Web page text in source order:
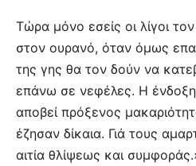
Τώρα μόνο εσείς οι λίγοι
στον ουρανό, όταν όμως
της γης θα τον δούν να
επάνω σε νεφέλες. Η
αποβεί πρόξενος
έζησαν δίκαια. Γιά τους
αιτία θλίψεως και